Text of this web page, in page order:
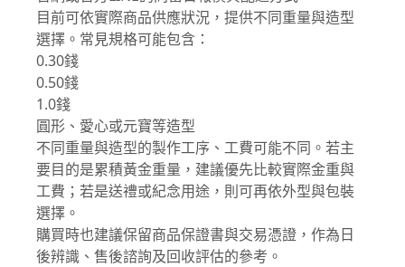
目前可依實際商品供應狀況，提供不同重量與造型
選擇。常見規格可能包含：
0.30錢
0.50錢
1.0錢
圓形、愛心或元寶等造型
不同重量與造型的製作工序、工費可能不同。若主
要目的是累積黃金重量，建議優先比較實際金重與
工費；若是送禮或紀念用途，則可再依外型與包裝
選擇。
購買時也建議保留商品保證書與交易憑證，作為日
後辨識、售後諮詢及回收評估的參考。